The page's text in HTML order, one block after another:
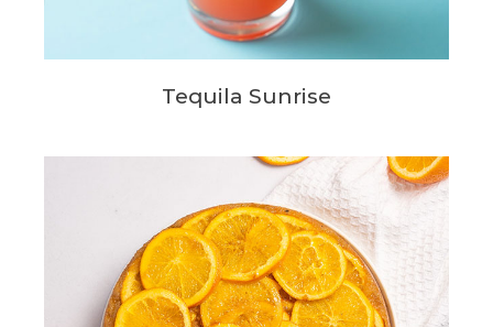
Tequila Sunrise